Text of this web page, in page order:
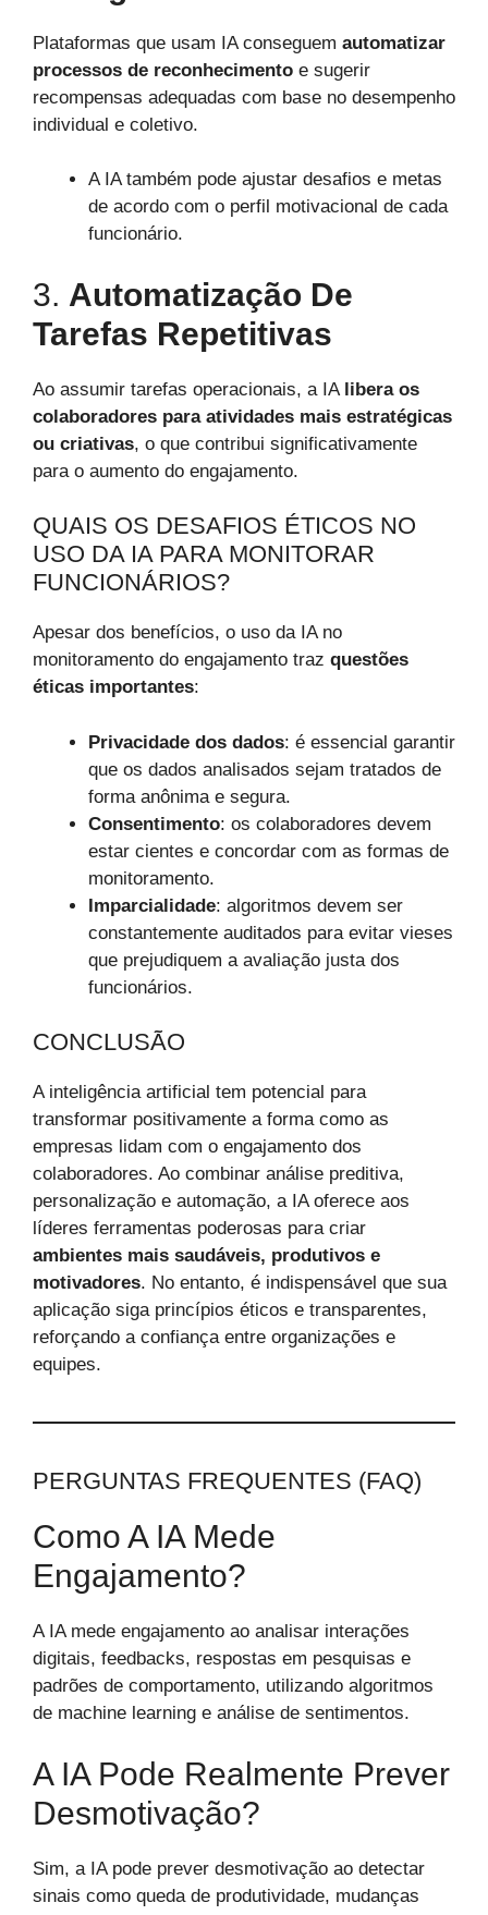
Plataformas que usam IA conseguem automatizar
processos de reconhecimento e sugerir
recompensas adequadas com base no desempenho
individual e coletivo.
A IA também pode ajustar desafios e metas
de acordo com o perfil motivacional de cada
funcionário.
3. Automatização De
Tarefas Repetitivas
Ao assumir tarefas operacionais, a IA libera os
colaboradores para atividades mais estratégicas
ou criativas, o que contribui significativamente
para o aumento do engajamento.
QUAIS OS DESAFIOS ÉTICOS NO
USO DA IA PARA MONITORAR
FUNCIONÁRIOS?
Apesar dos benefícios, o uso da IA no
monitoramento do engajamento traz questões
éticas importantes:
Privacidade dos dados: é essencial garantir
que os dados analisados sejam tratados de
forma anônima e segura.
Consentimento: os colaboradores devem
estar cientes e concordar com as formas de
monitoramento.
Imparcialidade: algoritmos devem ser
constantemente auditados para evitar vieses
que prejudiquem a avaliação justa dos
funcionários.
CONCLUSÃO
A inteligência artificial tem potencial para
transformar positivamente a forma como as
empresas lidam com o engajamento dos
colaboradores. Ao combinar análise preditiva,
personalização e automação, a IA oferece aos
líderes ferramentas poderosas para criar
ambientes mais saudáveis, produtivos e
motivadores. No entanto, é indispensável que sua
aplicação siga princípios éticos e transparentes,
reforçando a confiança entre organizações e
equipes.
PERGUNTAS FREQUENTES (FAQ)
Como A IA Mede
Engajamento?
A IA mede engajamento ao analisar interações
digitais, feedbacks, respostas em pesquisas e
padrões de comportamento, utilizando algoritmos
de machine learning e análise de sentimentos.
A IA Pode Realmente Prever
Desmotivação?
Sim, a IA pode prever desmotivação ao detectar
sinais como queda de produtividade, mudanças